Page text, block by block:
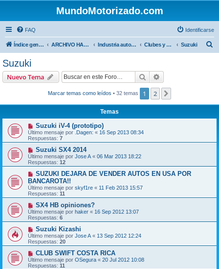
MundoMotorizado.com
FAQ Identificarse
Índice general ARCHIVO HASTA 2018 Industria automotriz Clubes y Marcas Suzuki
Suzuki
Nuevo Tema Buscar
Marcar temas como leídos • 32 temas 1 2
Temas
Suzuki iV-4 (prototipo)
Último mensaje por .Dagen: « 16 Sep 2013 08:34
Respuestas: 7
Suzuki SX4 2014
Último mensaje por Jose A « 06 Mar 2013 18:22
Respuestas: 12
SUZUKI DEJARA DE VENDER AUTOS EN USA POR
BANCAROTA!!
Último mensaje por skyf1re « 11 Feb 2013 15:57
Respuestas: 11
SX4 HB opiniones?
Último mensaje por haker « 16 Sep 2012 13:07
Respuestas: 6
Suzuki Kizashi
Último mensaje por Jose A « 13 Sep 2012 12:24
Respuestas: 20
CLUB SWIFT COSTA RICA
Último mensaje por OSegura « 20 Jul 2012 10:08
Respuestas: 11